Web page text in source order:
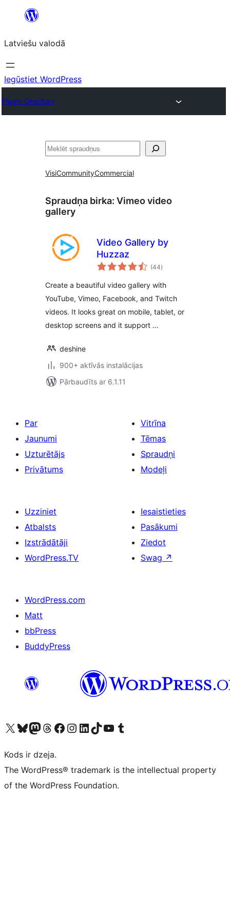
Pāriet
saturu
Latviešu valodā
Iegūstiet WordPress
Plugin Directory
Meklēt
VisiCommunityCommercial
Spraudņa birka: Vimeo video
gallery
Video Gallery by
Huzzaz
(44vērtējumu
kopsumma
)
Create a beautiful video gallery with
YouTube, Vimeo, Facebook, and Twitch
videos. It looks great on mobile, tablet, or
desktop screens and it support …
deshine
900+ aktīvās instalācijas
Pārbaudīts ar 6.1.11
Par
Jaunumi
Uzturētājs
Privātums
Vitrīna
Tēmas
Spraudņi
Modeļi
Uzziniet
Atbalsts
Izstrādātāji
WordPress.TV
Iesaistieties
Pasākumi
Ziedot
Swag ↗
WordPress.com
Matt
bbPress
BuddyPress
Apmeklējiet mūsu X (agrāk Twitter) kontu
Apmeklējiet mūsu Bluesky kontu
Apmeklējiet mūsu Mastodon kontu
Apmeklējiet mūsu Threads kontu
Apmeklējiet mūsu Facebook lapuApmeklējiet mūsu Instagram kontu
Apmeklējiet mūsu LinkedIn kontu
Apmeklējiet mūsu TikTok kontu
Apmeklējiet mūsu YouTube kanālu
Apmeklējiet mūsu Tumblr kontu
Kods ir dzeja.
The WordPress® trademark is the intellectual property
of the WordPress Foundation.